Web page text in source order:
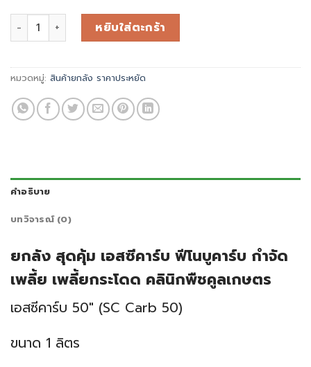
หยิบใส่ตะกร้า
หมวดหมู่: สินค้ายกลัง ราคาประหยัด
คำอธิบาย
บทวิจารณ์ (0)
ยกลัง สุดคุ้ม เอสซีคาร์บ ฟีโนบูคาร์บ กำจัด
เพลี้ย เพลี้ยกระโดด คลินิกพืชคูลเกษตร
เอสซีคาร์บ 50″ (SC Carb 50)
ขนาด 1 ลิตร